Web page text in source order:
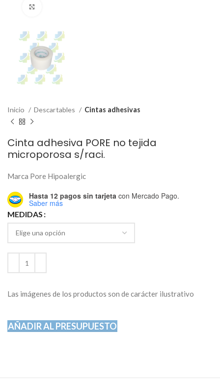
Inicio Descartables Cintas adhesivas
Cinta adhesiva PORE no tejida
microporosa s/raci.
Marca Pore Hipoalergic
Hasta 12 pagos sin tarjeta con Mercado Pago.
Saber más
MEDIDAS
Las imágenes de los productos son de carácter ilustrativo
AÑADIR AL PRESUPUESTO